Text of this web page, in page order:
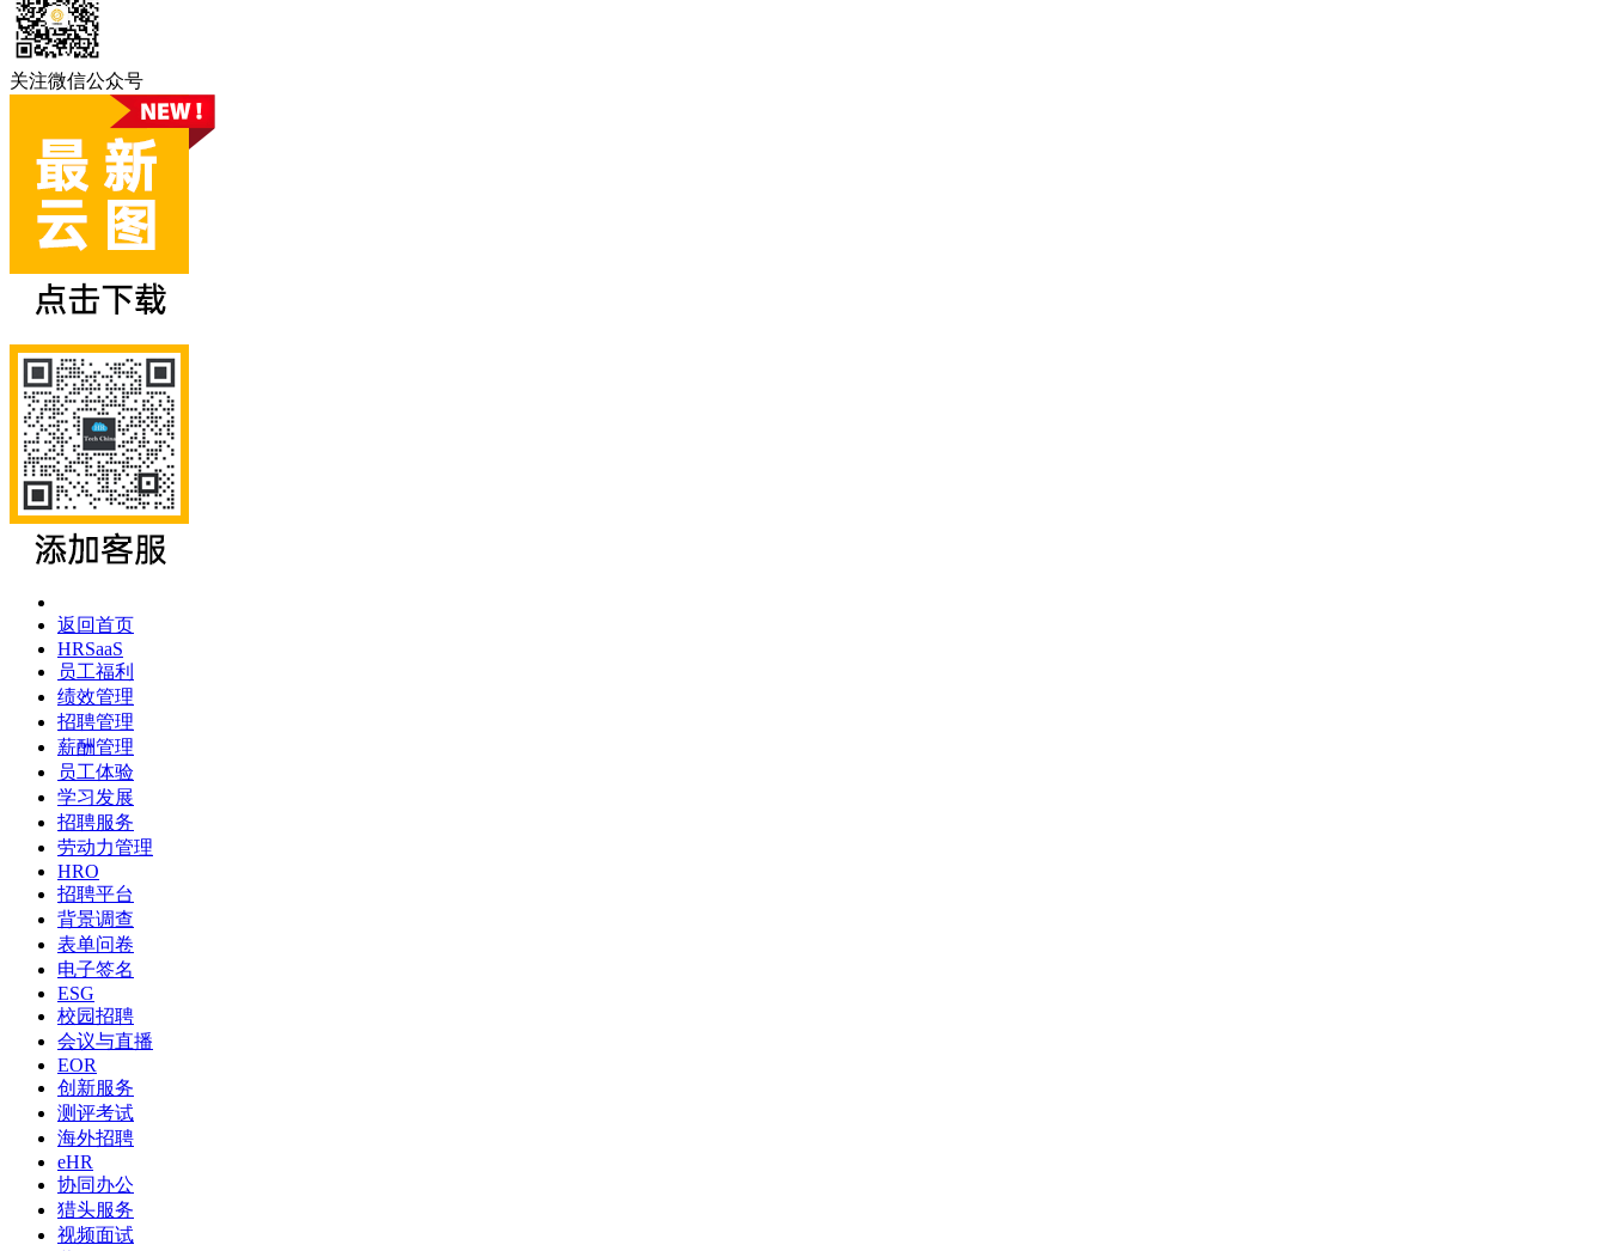
关注微信公众号
返回首页
HRSaaS
员工福利
绩效管理
招聘管理
薪酬管理
员工体验
学习发展
招聘服务
劳动力管理
HRO
招聘平台
背景调查
表单问卷
电子签名
ESG
校园招聘
会议与直播
EOR
创新服务
测评考试
海外招聘
eHR
协同办公
猎头服务
视频面试